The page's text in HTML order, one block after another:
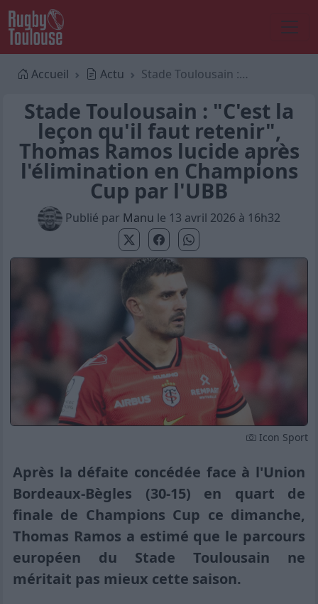
Accueil Actu Stade Toulousain : "C'est la leçon qu'il faut retenir", Thomas Ramos lucide après l'élimination en Champions Cup par l'UBB
Stade Toulousain : "C'est la
leçon qu'il faut retenir",
Thomas Ramos lucide après
l'élimination en Champions
Cup par l'UBB
Publié par Manu le 13 avril 2026 à 16h32
Icon Sport
Après la défaite concédée face à l'Union
Bordeaux-Bègles (30-15) en quart de
finale de Champions Cup ce dimanche,
Thomas Ramos a estimé que le parcours
européen du Stade Toulousain ne
méritait pas mieux cette saison.